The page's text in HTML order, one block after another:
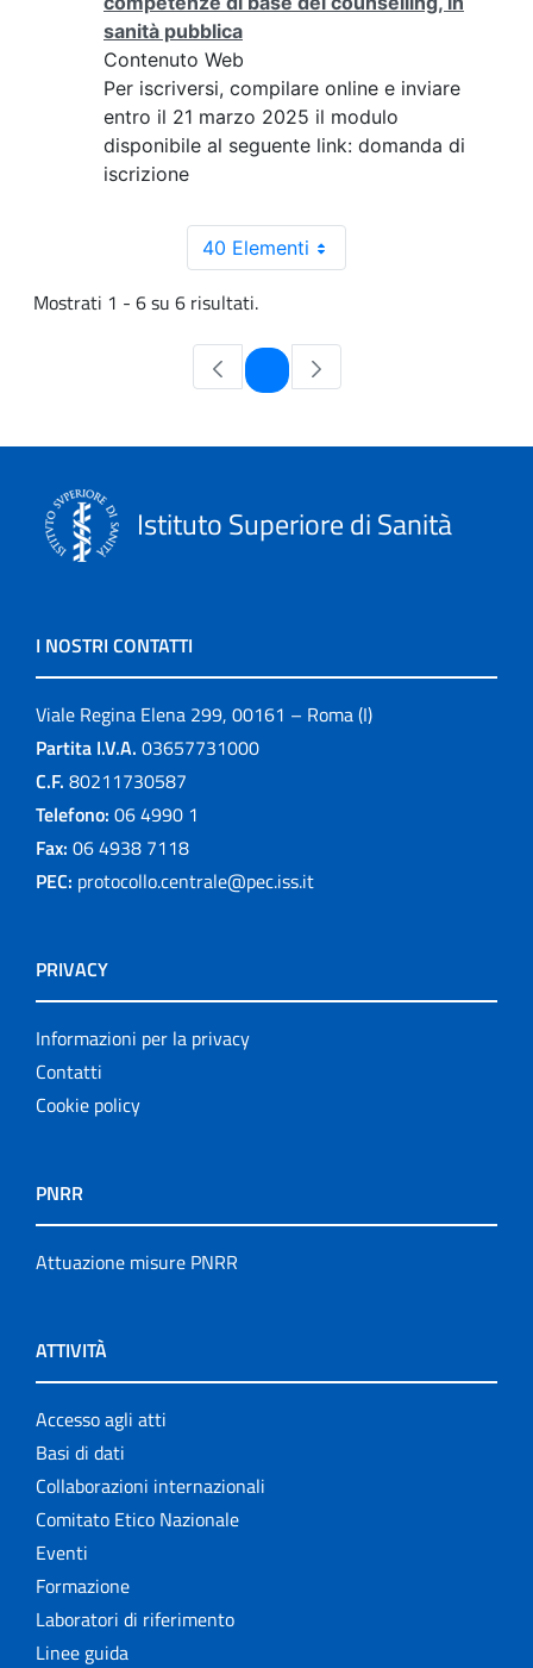
sanità pubblica
Contenuto Web
Per iscriversi, compilare online e inviare
entro il 21 marzo 2025 il modulo
disponibile al seguente link: domanda di
iscrizione
40 Elementi
Mostrati 1 - 6 su 6 risultati.
Pagina
Istituto Superiore di Sanità
I NOSTRI CONTATTI
Viale Regina Elena 299, 00161 – Roma (I)
Partita I.V.A. 03657731000
C.F. 80211730587
Telefono: 06 4990 1
Fax: 06 4938 7118
PEC: protocollo.centrale@pec.iss.it
PRIVACY
Informazioni per la privacy
Contatti
Cookie policy
PNRR
Attuazione misure PNRR
ATTIVITÀ
Accesso agli atti
Basi di dati
Collaborazioni internazionali
Comitato Etico Nazionale
Eventi
Formazione
Laboratori di riferimento
Linee guida